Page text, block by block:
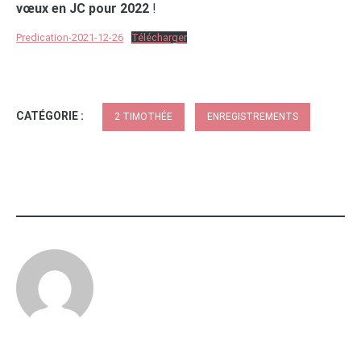
vœux en JC pour 2022 !
Predication-2021-12-26 Télécharger
CATÉGORIE : 2 TIMOTHÉE ENREGISTREMENTS